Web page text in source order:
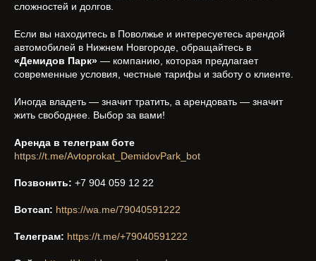
сложностей и долгов.
Если вы находитесь в Поволжье и интересуетесь арендой
автомобилей в Нижнем Новгороде, обращайтесь в
«Демидов Парк» — компанию, которая предлагает
современные условия, честные тарифы и заботу о клиенте.
Иногда владеть — значит тратить, а арендовать — значит
жить свободнее. Выбор за вами!
Аренда в телеграм боте
https://t.me/Avtoprokat_DemidovPark_bot
Позвонить: +7 904 059 12 22
Вотсап: https://wa.me/79040591222
Телеграм: https://t.me/+79040591222